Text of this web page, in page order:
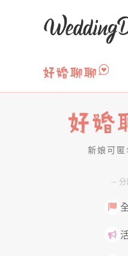
好婚聊聊
新娘可匿
分